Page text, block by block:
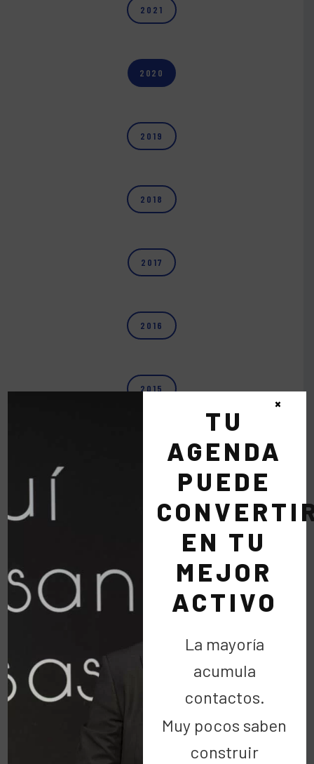
2021
2020
2019
2018
2017
2016
2015
TU
AGENDA
PUEDE
EN TU
MEJOR
ACTIVO
La mayoría
acumula
contactos.
Muy pocos saben
construir
×